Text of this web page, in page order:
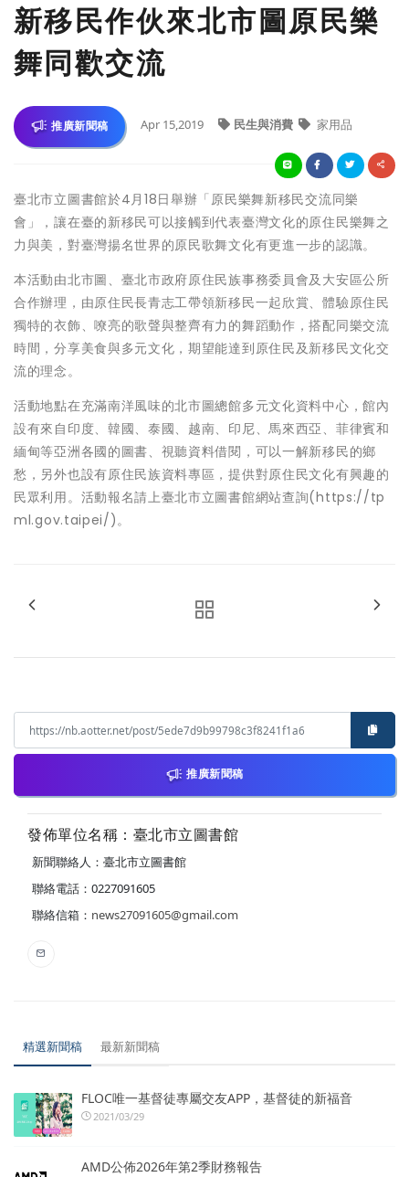
新移民作伙來北市圖原民樂
舞同歡交流
推廣新聞稿 Apr 15,2019 民生與消費 家用品
臺北市立圖書館於4月18日舉辦「原民樂舞新移民交流同樂
會」，讓在臺的新移民可以接觸到代表臺灣文化的原住民樂舞之
力與美，對臺灣揚名世界的原民歌舞文化有更進一步的認識。
本活動由北市圖、臺北市政府原住民族事務委員會及大安區公所
合作辦理，由原住民長青志工帶領新移民一起欣賞、體驗原住民
獨特的衣飾、嘹亮的歌聲與整齊有力的舞蹈動作，搭配同樂交流
時間，分享美食與多元文化，期望能達到原住民及新移民文化交
流的理念。
活動地點在充滿南洋風味的北市圖總館多元文化資料中心，館內
設有來自印度、韓國、泰國、越南、印尼、馬來西亞、菲律賓和
緬甸等亞洲各國的圖書、視聽資料借閱，可以一解新移民的鄉
愁，另外也設有原住民族資料專區，提供對原住民文化有興趣的
民眾利用。活動報名請上臺北市立圖書館網站查詢(https://tp
ml.gov.taipei/)。
推廣新聞稿
發佈單位名稱：臺北市立圖書館
新聞聯絡人：臺北市立圖書館
聯絡電話：0227091605
聯絡信箱： news27091605@gmail.com
精選新聞稿 最新新聞稿
FLOC唯一基督徒專屬交友APP，基督徒的新福音
2021/03/29
AMD公佈2026年第2季財務報告